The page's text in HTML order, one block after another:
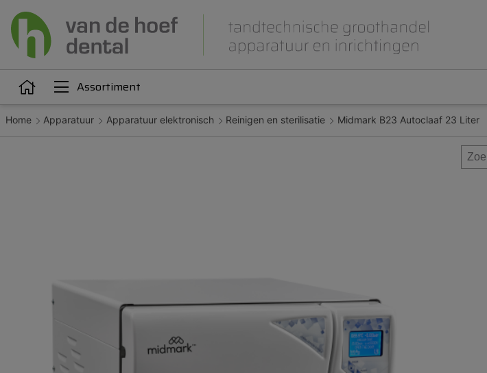
Assortiment
Articulatie Attachments Beet- en lepelplaten
Gips en inbedmassa
Meubilair en inrichting
Home Apparatuur Apparatuur elektronisch Reinigen en sterilisatie Midmark B23 Autoclaaf 23 Liter